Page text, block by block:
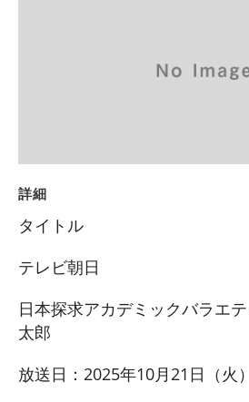
詳細
タイトル
テレビ朝日
日本探求アカデミックバラエ
太郎
放送日：2025年10月21日（火）